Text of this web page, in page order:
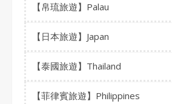
【帛琉旅遊】Palau
【日本旅遊】Japan
【泰國旅遊】Thailand
【菲律賓旅遊】Philippines